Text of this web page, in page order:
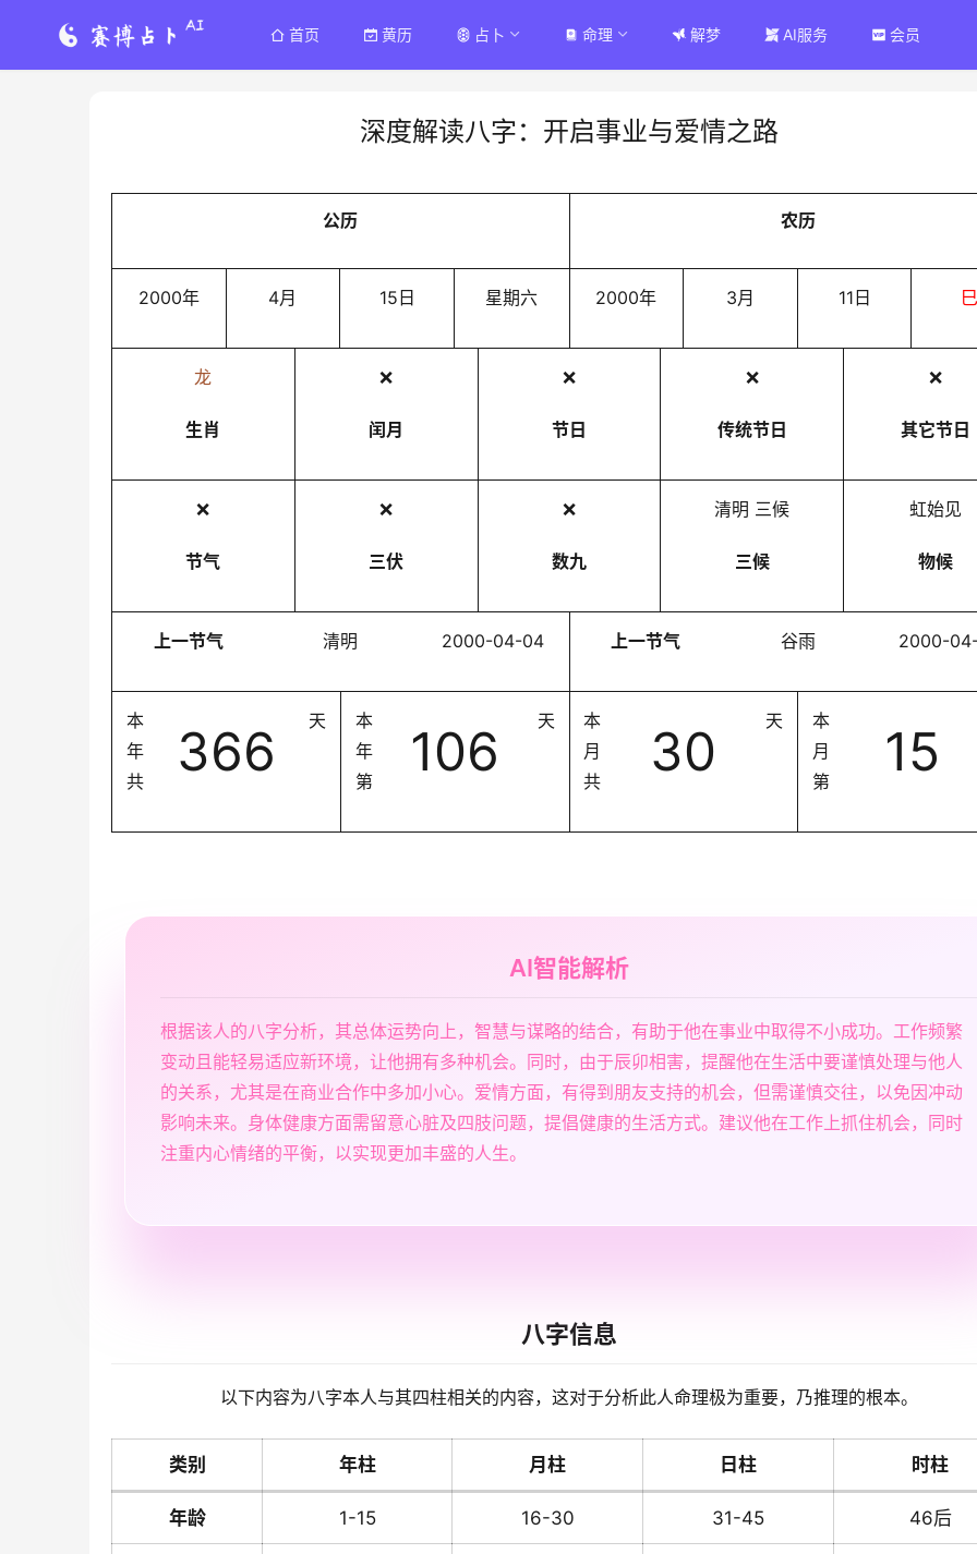
首页 黄历 占卜 命理 解梦 AI服务 会员
深度解读八字：开启事业与爱情之路
公历
2000年 4月 15日 星期六
农历
2000年 3月 11日 巳
龙
生肖
❌
闰月
❌
节日
❌
传统节日
❌
其它节日
❌
节气
❌
三伏
❌
数九
清明 三候
三候
虹始见
物候
上一节气 清明 2000-04-04 上一节气 谷雨 2000-
本
年
共
366 天
本
年
第
106 天
本
月
共
30 天
本
月
第
15
AI智能解析
根据该人的八字分析，其总体运势向上，智慧与谋略的结合，有助于他在事业中取得不小成功。工作频繁
变动且能轻易适应新环境，让他拥有多种机会。同时，由于辰卯相害，提醒他在生活中要谨慎处理与他人
的关系，尤其是在商业合作中多加小心。爱情方面，有得到朋友支持的机会，但需谨慎交往，以免因冲动
影响未来。身体健康方面需留意心脏及四肢问题，提倡健康的生活方式。建议他在工作上抓住机会，同时
注重内心情绪的平衡，以实现更加丰盛的人生。
八字信息
以下内容为八字本人与其四柱相关的内容，这对于分析此人命理极为重要，乃推理的根本。
类别 年柱 月柱 日柱 时柱
年龄 1-15 16-30 31-45 46后